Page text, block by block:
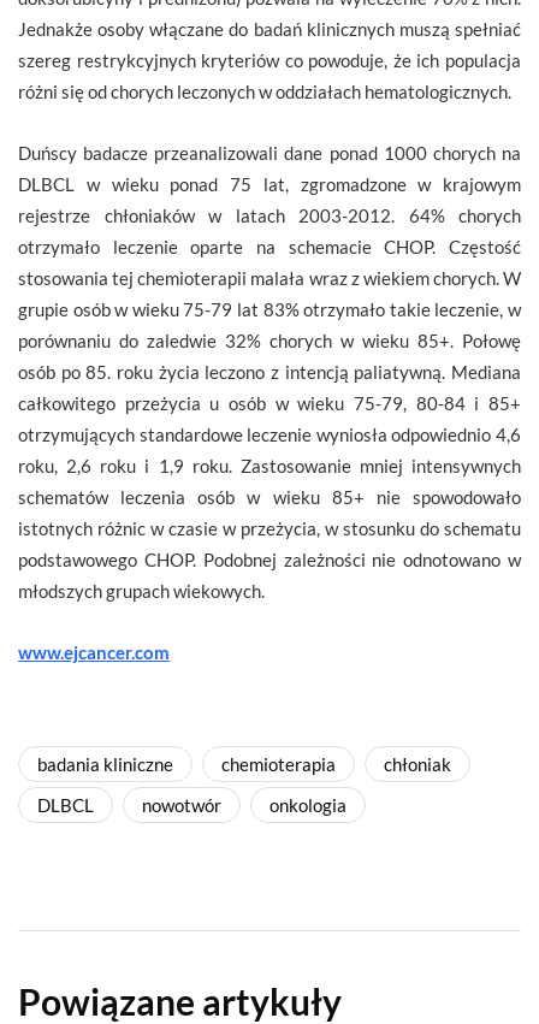
Jednakże osoby włączane do badań klinicznych muszą spełniać
szereg restrykcyjnych kryteriów co powoduje, że ich populacja
różni się od chorych leczonych w oddziałach hematologicznych.
Duńscy badacze przeanalizowali dane ponad 1000 chorych na
DLBCL w wieku ponad 75 lat, zgromadzone w krajowym
rejestrze chłoniaków w latach 2003-2012. 64% chorych
otrzymało leczenie oparte na schemacie CHOP. Częstość
stosowania tej chemioterapii malała wraz z wiekiem chorych. W
grupie osób w wieku 75-79 lat 83% otrzymało takie leczenie, w
porównaniu do zaledwie 32% chorych w wieku 85+. Połowę
osób po 85. roku życia leczono z intencją paliatywną. Mediana
całkowitego przeżycia u osób w wieku 75-79, 80-84 i 85+
otrzymujących standardowe leczenie wyniosła odpowiednio 4,6
roku, 2,6 roku i 1,9 roku. Zastosowanie mniej intensywnych
schematów leczenia osób w wieku 85+ nie spowodowało
istotnych różnic w czasie w przeżycia, w stosunku do schematu
podstawowego CHOP. Podobnej zależności nie odnotowano w
młodszych grupach wiekowych.
www.ejcancer.com
badania kliniczne chemioterapia
chłoniak
DLBCL
nowotwór onkologia
Powiązane artykuły